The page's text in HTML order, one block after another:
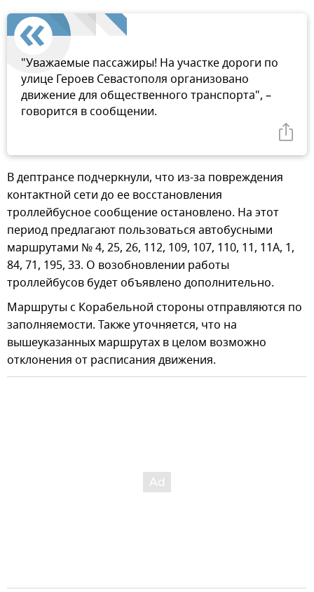
"Уважаемые пассажиры! На участке дороги по
улице Героев Севастополя организовано
движение для общественного транспорта", –
говорится в сообщении.
В дептрансе подчеркнули, что из-за повреждения
контактной сети до ее восстановления
троллейбусное сообщение остановлено. На этот
период предлагают пользоваться автобусными
маршрутами № 4, 25, 26, 112, 109, 107, 110, 11, 11А, 1,
84, 71, 195, 33. О возобновлении работы
троллейбусов будет объявлено дополнительно.
Маршруты с Корабельной стороны отправляются по
заполняемости. Также уточняется, что на
вышеуказанных маршрутах в целом возможно
отклонения от расписания движения.